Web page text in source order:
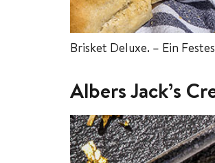
Brisket Deluxe. – Ein
Albers Jack’s